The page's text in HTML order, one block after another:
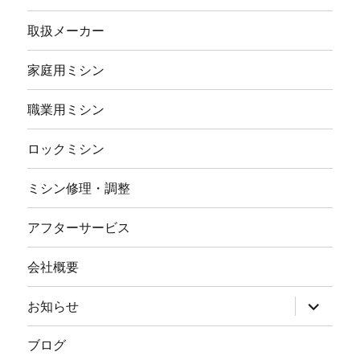
取扱メーカー
家庭用ミシン
職業用ミシン
ロックミシン
ミシン修理・調整
アフターサービス
会社概要
お知らせ
サ
ブ
メ
ブログ